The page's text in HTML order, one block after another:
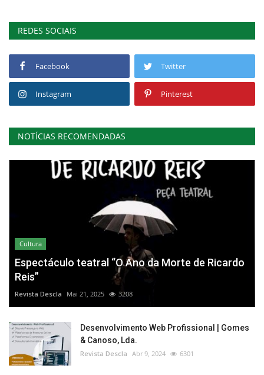
REDES SOCIAIS
Facebook Twitter
Instagram Pinterest
NOTÍCIAS RECOMENDADAS
Cultura
Espectáculo teatral “O Ano da Morte de Ricardo
Reis”
Revista Descla Mai 21, 2025 3208
Desenvolvimento Web Profissional | Gomes
& Canoso, Lda.
Revista Descla Abr 9, 2024 6301